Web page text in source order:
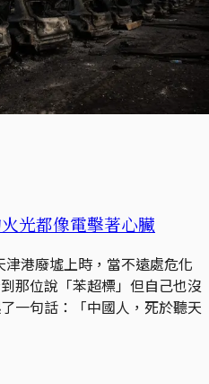
光都像電擊著心臟
港廢墟上時，當不遠處危化
那位說「苯超標」但自己也沒
一句話：「中國人，死於聽天